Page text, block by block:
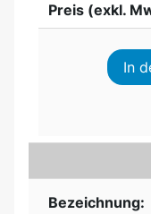
Preis (exkl.
In
Bezeichnung: